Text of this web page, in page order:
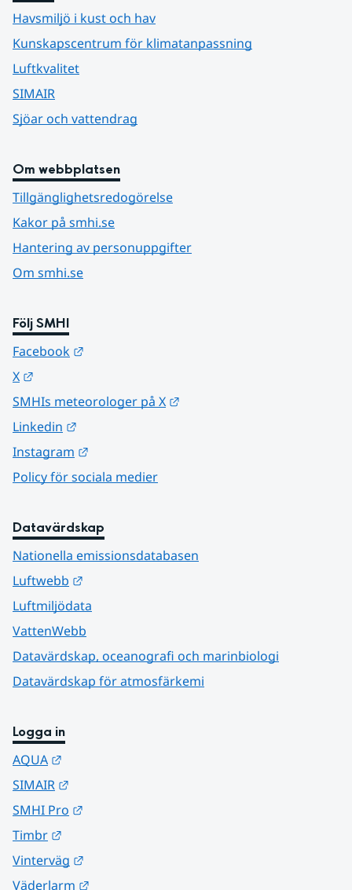
Havsmiljö i kust och hav
Kunskapscentrum för klimatanpassning
Luftkvalitet
SIMAIR
Sjöar och vattendrag
Om webbplatsen
Tillgänglighetsredogörelse
Kakor på smhi.se
Hantering av personuppgifter
Om smhi.se
Följ SMHI
Facebook
X
SMHIs meteorologer på X
Linkedin
Instagram
Policy för sociala medier
Datavärdskap
Nationella emissionsdatabasen
Luftwebb
Luftmiljödata
VattenWebb
Datavärdskap, oceanografi och marinbiologi
Datavärdskap för atmosfärkemi
Logga in
AQUA
SIMAIR
SMHI Pro
Timbr
Vinterväg
Väderlarm